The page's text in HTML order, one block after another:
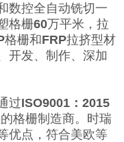
数控全自动铣切一
格栅60万平米，拉
格栅和FRP拉挤型材
开发、制作、深加
过ISO9001：2015
格栅制造商。时瑞
优点，符合美欧等